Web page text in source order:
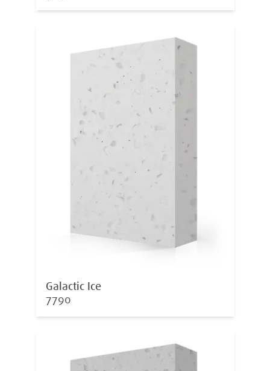
Galactic Ice
7790